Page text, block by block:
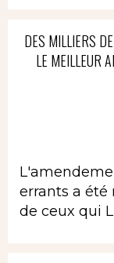
DES MILLIERS
LE MEILLEUR
errants a été
de ceux qui